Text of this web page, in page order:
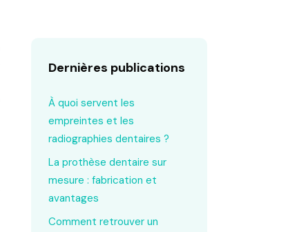
Dernières publications
À quoi servent les
empreintes et les
radiographies dentaires ?
La prothèse dentaire sur
mesure : fabrication et
avantages
Comment retrouver un